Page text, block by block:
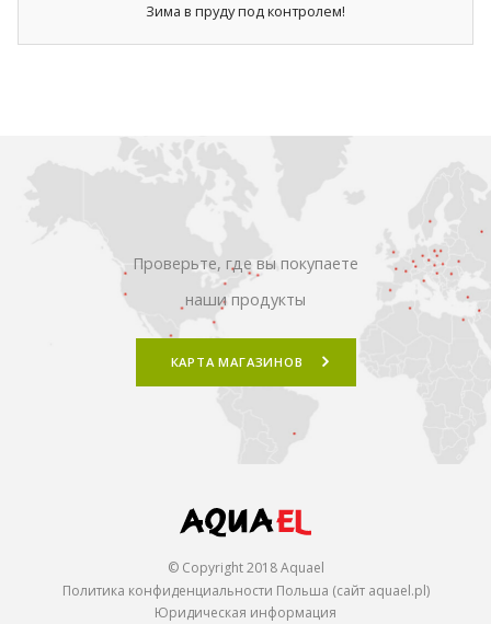
Зима в пруду под контролем!
Проверьте, где вы покупаете
наши продукты
КАРТА МАГАЗИНОВ
© Copyright 2018 Aquael
Политика конфиденциальности Польша (сайт aquael.pl)
Юридическая информация